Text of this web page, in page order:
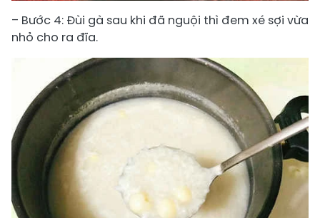
– Bước 4: Đùi gà sau khi đã nguội thì đem xé sợi vừa
nhỏ cho ra đĩa.